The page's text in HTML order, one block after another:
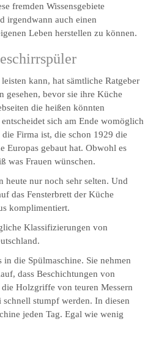
fremden Wissensgebiete
irgendwann auch einen
Leben herstellen zu können.
kann, hat sämtliche Ratgeber
gesehen, bevor sie ihre Küche
die heißen könnten
sich am Ende womöglich
Firma ist, die schon 1929 die
Europas gebaut hat. Obwohl es
was Frauen wünschen.
heute nur noch sehr selten. Und
das Fensterbrett der Küche
komplimentiert.
Klassifizierungen von
die Spülmaschine. Sie nehmen
dass Beschichtungen von
Holzgriffe von teuren Messern
stumpf werden. In diesen
jeden Tag. Egal wie wenig